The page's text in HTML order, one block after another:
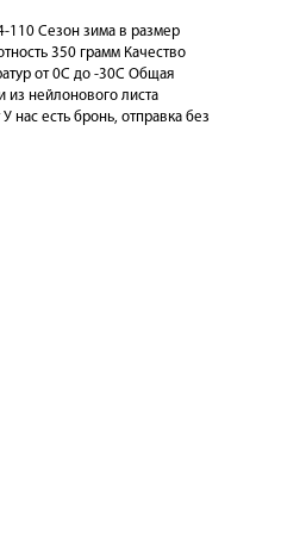
110 Сезон зима в размер
350 грамм Качество
от 0C до -30C Общая
из нейлонового листа
есть бронь, отправка без